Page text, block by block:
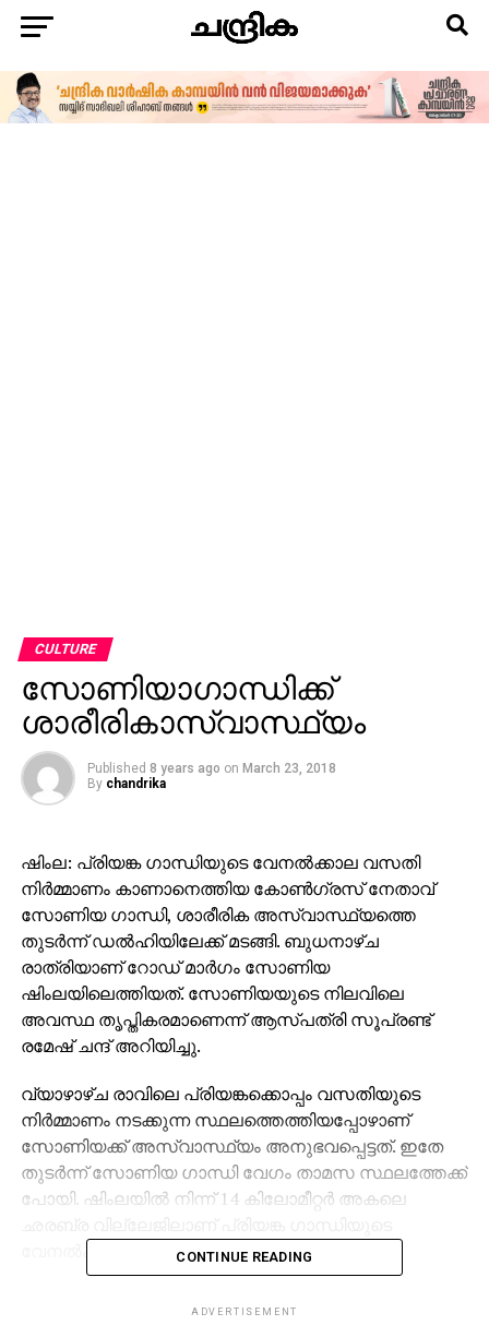
CULTURE
സോണിയാഗാന്ധിക്ക്
ശാരീരികാസ്വാസ്ഥ്യം
Published 8 years ago on March 23, 2018
By chandrika
ഷിംല: പ്രിയങ്ക ഗാന്ധിയുടെ വേനല്‍ക്കാല വസതി
നിര്‍മ്മാണം കാണാനെത്തിയ കോണ്‍ഗ്രസ് നേതാവ്
സോണിയ ഗാന്ധി, ശാരീരിക അസ്വാസ്ഥ്യത്തെ
തുടര്‍ന്ന് ഡല്‍ഹിയിലേക്ക് മടങ്ങി. ബുധനാഴ്ച
രാത്രിയാണ് റോഡ് മാര്‍ഗം സോണിയ
ഷിംലയിലെത്തിയത്. സോണിയയുടെ നിലവിലെ
അവസ്ഥ തൃപ്തികരമാണെന്ന് ആസ്പത്രി സൂപ്രണ്ട്
രമേഷ് ചന്ദ് അറിയിച്ചു.
വ്യാഴാഴ്ച രാവിലെ പ്രിയങ്കക്കൊപ്പം വസതിയുടെ
നിര്‍മ്മാണം നടക്കുന്ന സ്ഥലത്തെത്തിയപ്പോഴാണ്
സോണിയക്ക് അസ്വാസ്ഥ്യം അനുഭവപ്പെട്ടത്. ഇതേ
തുടര്‍ന്ന് സോണിയ ഗാന്ധി വേഗം താമസ സ്ഥലത്തേക്ക്
പോയി. ഷിംലയില്‍ നിന്ന് 14 കിലോമീറ്റര്‍ അകലെ
വേനല്‍ക്കാല വസതി.CONTINUE READING
ADVERTISEMENT